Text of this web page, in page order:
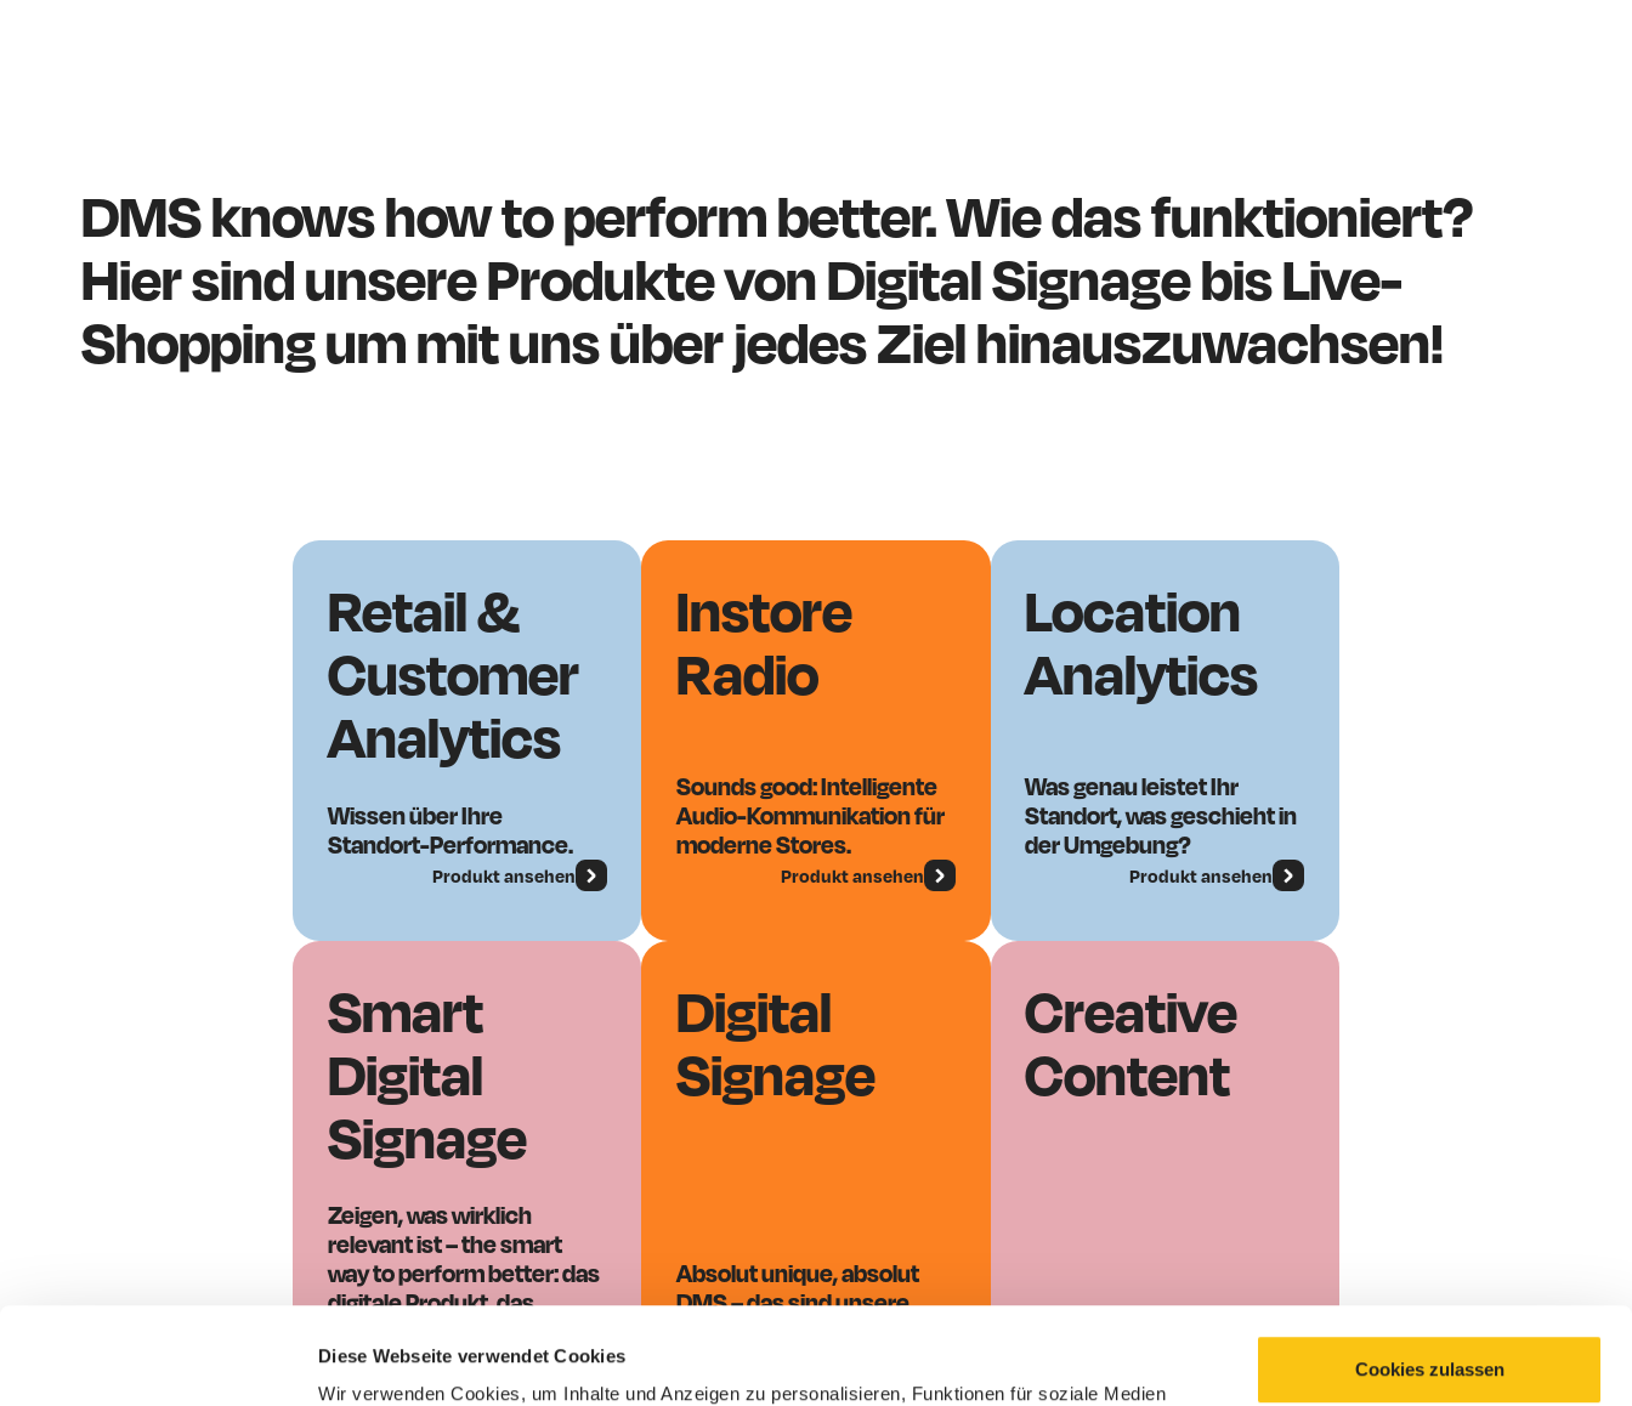
Diese Webseite verwendet Cookies
Wir verwenden Cookies, um Inhalte und Anzeigen zu personalisieren, Funktionen für soziale Medien
Cookies zulassen
DMS knows how to perform better. Wie das funktioniert?
Hier sind unsere Produkte von Digital Signage bis Live-
Shopping um mit uns über jedes Ziel hinauszuwachsen!
Retail &
Customer
Analytics
Wissen über Ihre
Standort-Performance.
Produkt ansehen
Instore
Radio
Sounds good: Intelligente
Audio-Kommunikation für
moderne Stores.
Produkt ansehen
Location
Analytics
Was genau leistet Ihr
Standort, was geschieht in
der Umgebung?
Produkt ansehen
Smart
Digital
Signage
Zeigen, was wirklich
relevant ist – the smart
way to perform better: das
digitale Produkt, das
arbeitet.
Produkt ansehen
Digital
Signage
Absolut unique, absolut
DMS – das sind unsere
Produkt ansehen
Creative
Content
Wir lieben Technik. Und wir
Produkt ansehen